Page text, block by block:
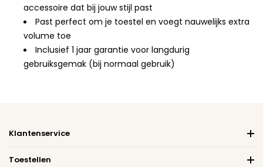
accessoire dat bij jouw stijl past
Past perfect om je toestel en voegt nauwelijks extra
volume toe
Inclusief 1 jaar garantie voor langdurig
gebruiksgemak (bij normaal gebruik)
Klantenservice
Toestellen